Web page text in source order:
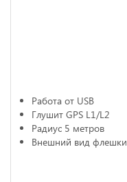
Работа от USB
Глушит GPS L1/L2
Радиус 5 метров
Внешний вид флешки